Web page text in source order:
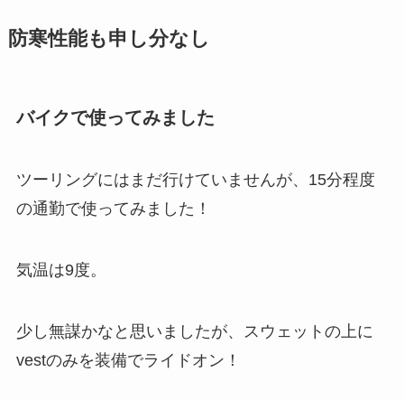
防寒性能も申し分なし
バイクで使ってみました
ツーリングにはまだ行けていませんが、15分程度
の通勤で使ってみました！
気温は9度。
少し無謀かなと思いましたが、スウェットの上に
vestのみを装備でライドオン！